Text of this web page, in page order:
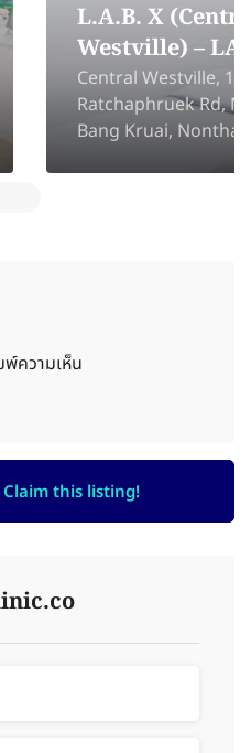
5
Sawat,
11130
พ์ความเห็น
this listing!